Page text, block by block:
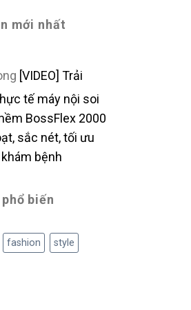
mới nhất
[VIDEO] Trải
tế máy nội soi
BossFlex 2000
sắc nét, tối ưu
bệnh
biến
fashion style